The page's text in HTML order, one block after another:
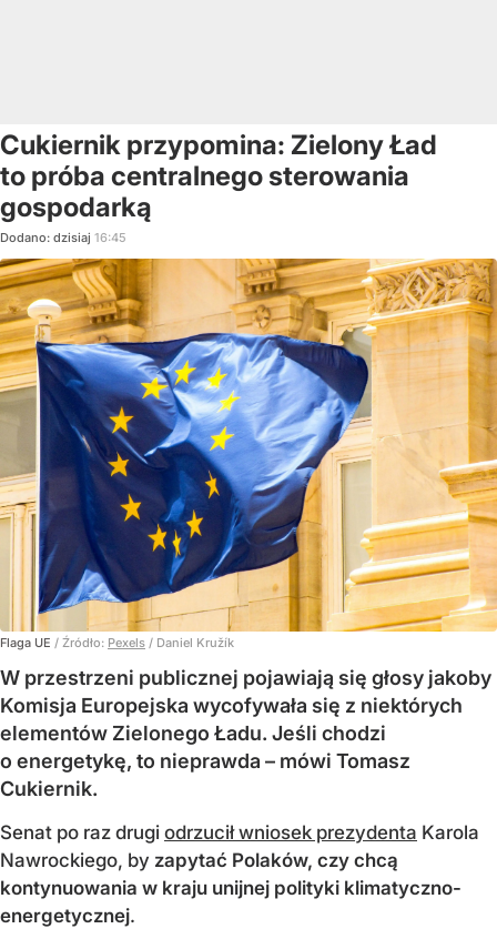
Cukiernik przypomina: Zielony Ład
to próba centralnego sterowania
gospodarką
Dodano: dzisiaj 16:45
Flaga UE / Źródło: Pexels / Daniel Kružík
W przestrzeni publicznej pojawiają się głosy jakoby
Komisja Europejska wycofywała się z niektórych
elementów Zielonego Ładu. Jeśli chodzi
o energetykę, to nieprawda – mówi Tomasz
Cukiernik.
Senat po raz drugi odrzucił wniosek prezydenta Karola
Nawrockiego, by zapytać Polaków, czy chcą
kontynuowania w kraju unijnej polityki klimatyczno-
energetycznej.